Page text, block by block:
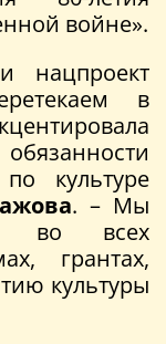
войне».
нацпроект
в
культуре
. – Мы
во всех
грантах,
культуры